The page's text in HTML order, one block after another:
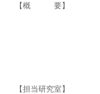
【概 要】
【担当研究室】